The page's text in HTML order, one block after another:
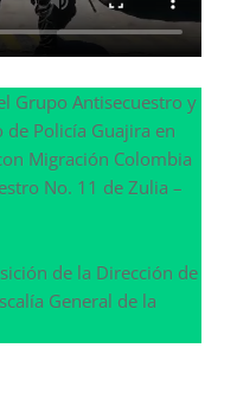
Grupo Antisecuestro y
Policía Guajira en
Migración Colombia
No. 11 de Zulia –
de la Dirección de
General de la